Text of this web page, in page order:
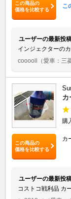
この商品の
価格を比較する
こ
ユーザーの最新投
インジェクターの
cooooll （愛車：三
この商品の
価格を比較する
カ
購
カ
ユーザーの最新投
コストコ戦利品 カ